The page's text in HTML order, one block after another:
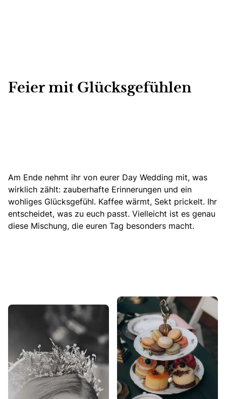
Feier mit Glücksgefühlen
Am Ende nehmt ihr von eurer Day Wedding mit, was
wirklich zählt: zauberhafte Erinnerungen und ein
wohliges Glücksgefühl. Kaffee wärmt, Sekt prickelt. Ihr
entscheidet, was zu euch passt. Vielleicht ist es genau
diese Mischung, die euren Tag besonders macht.